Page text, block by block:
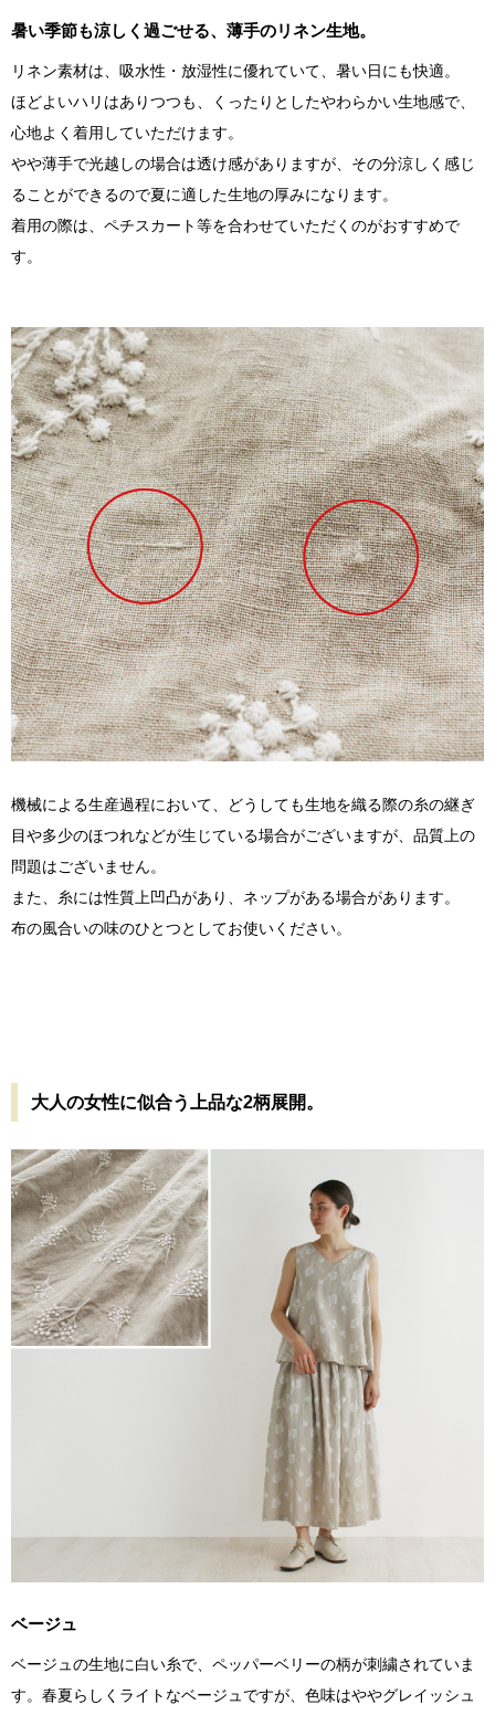
暑い季節も涼しく過ごせる、薄手のリネン生地。
リネン素材は、吸水性・放湿性に優れていて、暑い日にも快適。
ほどよいハリはありつつも、くったりとしたやわらかい生地感で、
心地よく着用していただけます。
やや薄手で光越しの場合は透け感がありますが、その分涼しく感じ
ることができるので夏に適した生地の厚みになります。
着用の際は、ペチスカート等を合わせていただくのがおすすめで
す。
機械による生産過程において、どうしても生地を織る際の糸の継ぎ
目や多少のほつれなどが生じている場合がございますが、品質上の
問題はございません。
また、糸には性質上凹凸があり、ネップがある場合があります。
布の風合いの味のひとつとしてお使いください。
大人の女性に似合う上品な2柄展開。
ベージュ
ベージュの生地に白い糸で、ペッパーベリーの柄が刺繍されていま
す。春夏らしくライトなベージュですが、色味はややグレイッシュ